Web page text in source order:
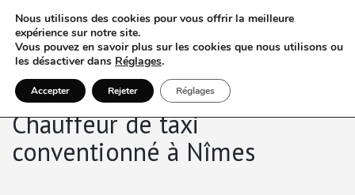
Chauffeur de taxi
conventionné à Nîmes
Nous utilisons des cookies pour vous offrir la meilleure
expérience sur notre site.
Vous pouvez en savoir plus sur les cookies que nous utilisons ou
les désactiver dans Réglages.
Accepter Rejeter Réglages